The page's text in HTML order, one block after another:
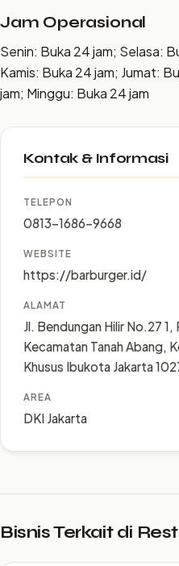
Jam Operasional
Senin: Buka 24 jam; Selasa:
Kamis: Buka 24 jam; Jumat:
jam; Minggu: Buka 24 jam
Kontak & Informasi
TELEPON
0813-1686-9668
WEBSITE
https://barburger.id/
ALAMAT
Jl. Bendungan Hilir No.27 1,
Kecamatan Tanah Abang,
Khusus Ibukota Jakarta
AREA
DKI Jakarta
Bisnis Terkait di